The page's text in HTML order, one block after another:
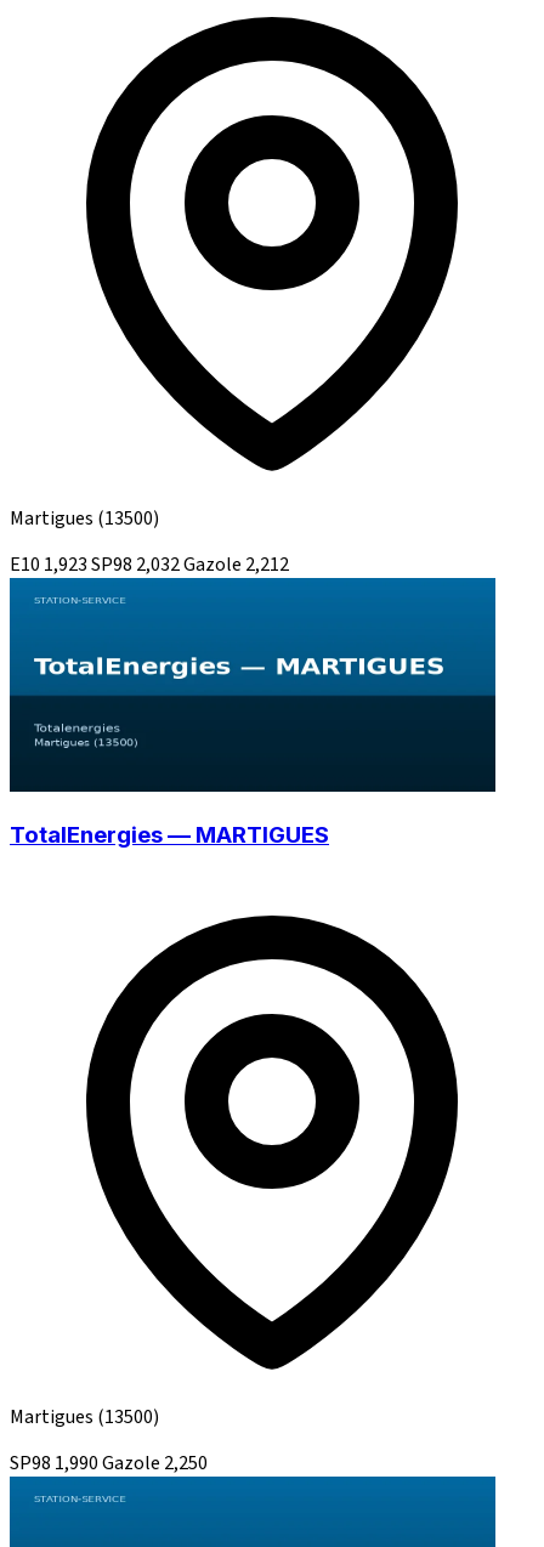
Martigues (13500)
E10 1,923SP98 2,032Gazole 2,212
TotalEnergies — MARTIGUES
Martigues (13500)
SP98 1,990Gazole 2,250